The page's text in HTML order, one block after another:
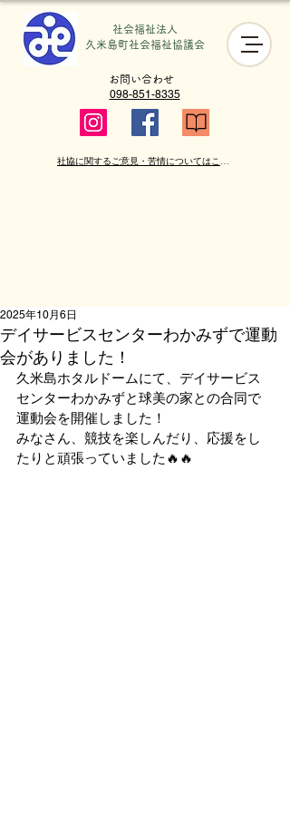
社会福祉法人
​久米島町社会福祉協議会
098-851-8335
お問い合わせ
社協に関するご意見・苦情についてはこちら
デイサービスセンターわかみずで運動
会がありました！
2025年10月6日
久米島ホタルドームにて、デイサービス
センターわかみずと球美の家との合同で
運動会を開催しました！
みなさん、競技を楽しんだり、応援をし
たりと頑張っていました🔥🔥